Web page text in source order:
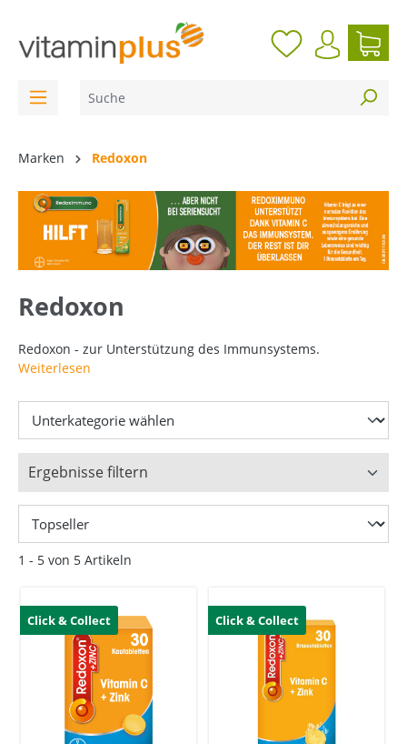
Marken Redoxon
Redoxon
Redoxon - zur Unterstützung des Immunsystems.
Weiterlesen
Ergebnisse filtern
1 - 5 von 5 Artikeln
Click & Collect Click & Collect